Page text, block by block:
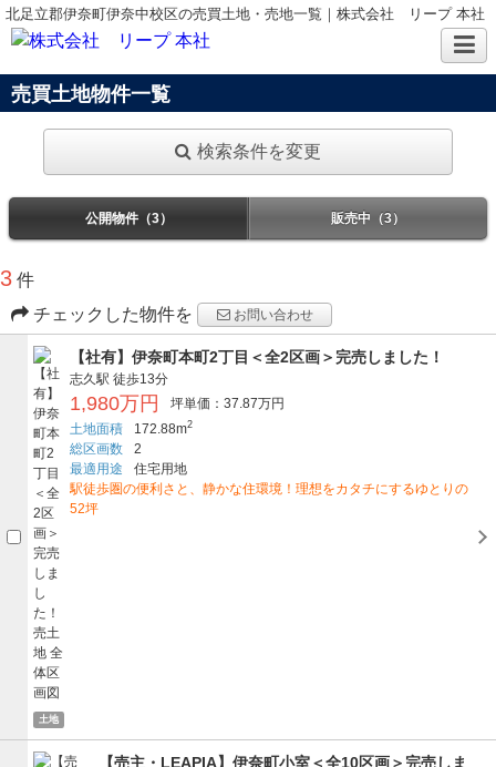
北足立郡伊奈町伊奈中校区の売買土地・売地一覧｜株式会社 リープ 本社
売買土地物件一覧
検索条件を変更
公開物件（3） 販売中（3）
3 件
チェックした物件を
お問い合わせ
土地
【社有】伊奈町本町2丁目＜全2区画＞完売しました！
志久駅 徒歩13分
1,980万円
坪単価：37.87万円
土地面積
172.88m2
総区画数
2
最適用途
住宅用地
駅徒歩圏の便利さと、静かな住環境！理想をカタチにするゆとりの
52坪
【売主・LEAPIA】伊奈町小室＜全10区画＞完売しま